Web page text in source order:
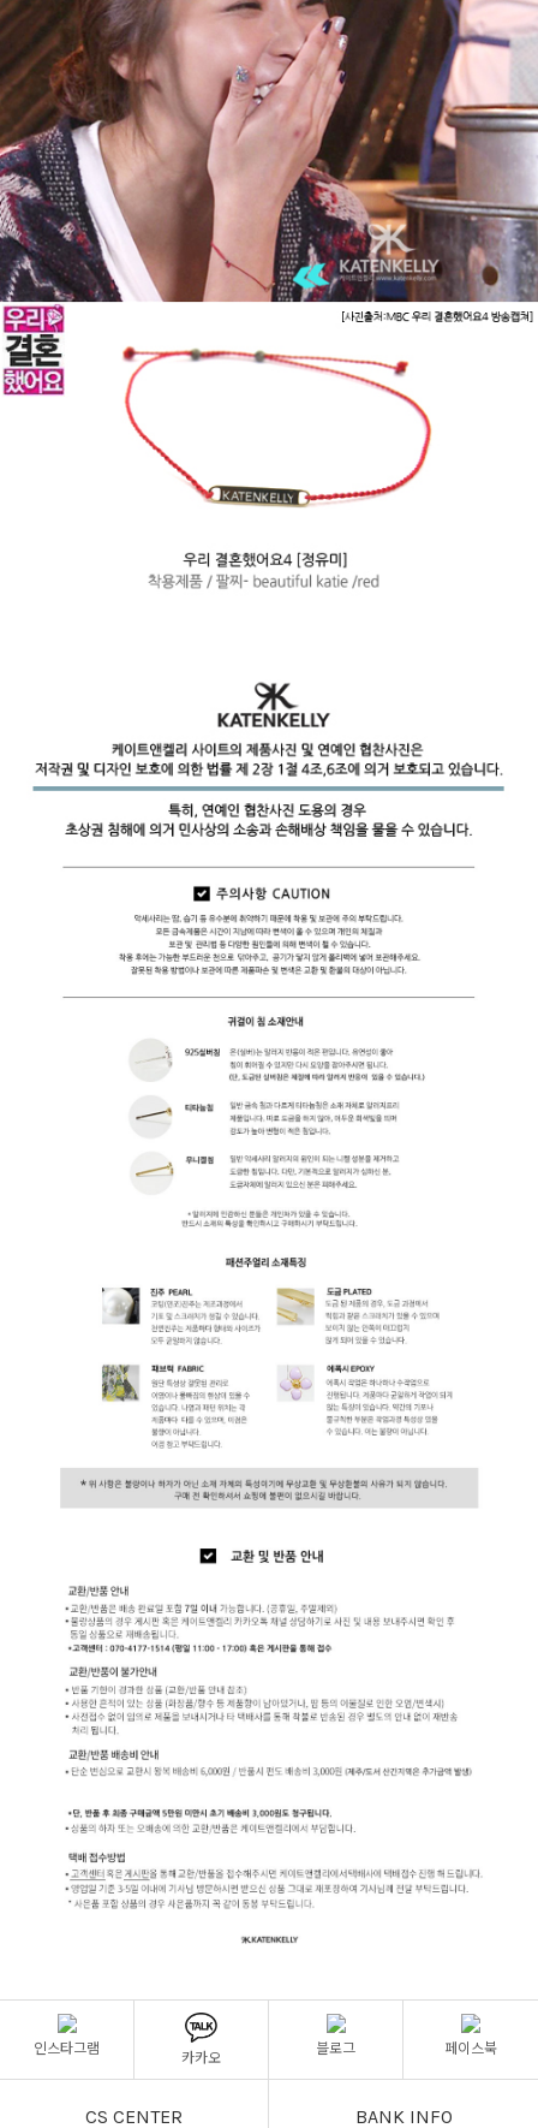
인스타그램
카카오
블로그 페이스북
CS CENTER BANK INFO